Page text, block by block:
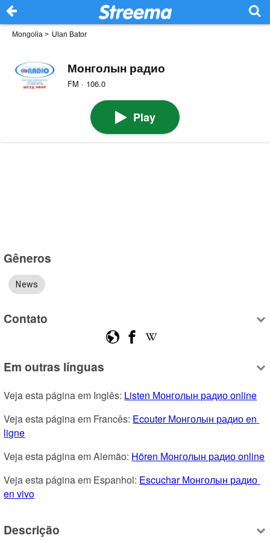
Mongolia > Ulan Bator
Монголын радио
FM · 106.0
Play
Gêneros
News
Contato
Em outras línguas
Veja esta página em Inglês: Listen Монголын радио online
Veja esta página em Francês: Ecouter Монголын радио en
ligne
Veja esta página em Alemão: Hören Монголын радио online
Veja esta página em Espanhol: Escuchar Монголын радио
en vivo
Descrição